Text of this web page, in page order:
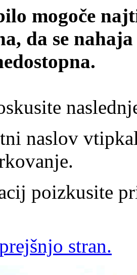
mogoče
da se
naslov
poizkusite
stran.